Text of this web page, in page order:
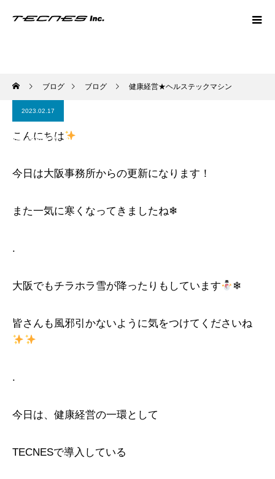
ブログ ブログ 健康経営★ヘルステックマシン
2023.02.17
健康経営★ヘルステックマシン
こんにちは
今日は大阪事務所からの更新になります！
また一気に寒くなってきましたね❄
.
大阪でもチラホラ雪が降ったりもしています ❄
皆さんも風邪引かないように気をつけてくださいね
.
今日は、健康経営の一環として
TECNESで導入している